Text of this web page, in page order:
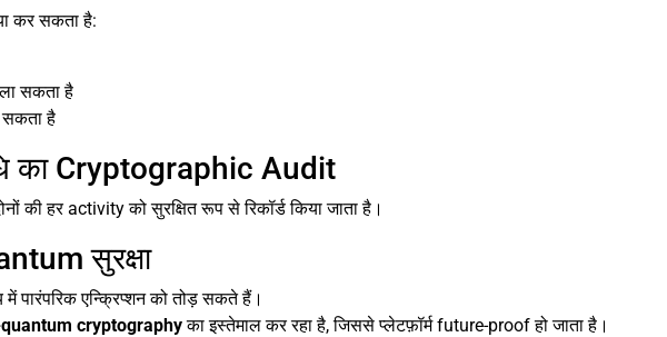
कर सकता है:
सकता है
है
का Cryptographic Audit
की हर activity को सुरक्षित रूप से रिकॉर्ड किया जाता है।
सुरक्षा
पारंपरिक एन्क्रिप्शन को तोड़ सकते हैं।
cryptographyका इस्तेमाल कर रहा है, जिससे प्लेटफ़ॉर्म future-proof हो जाता है।